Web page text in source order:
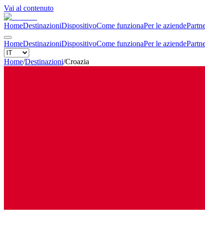
Vai al contenuto
HomeDestinazioniDispositivoCome funzionaPer le aziende
HomeDestinazioniDispositivoCome funzionaPer le aziende
Home/Destinazioni/Croazia